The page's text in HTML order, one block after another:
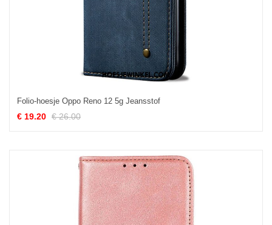
Folio-hoesje Oppo Reno 12 5g Jeansstof
€ 19.20 € 26.00